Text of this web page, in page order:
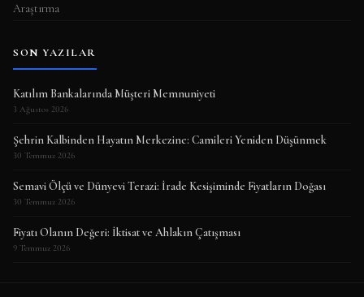
Araştırma
SON YAZILAR
Katılım Bankalarında Müşteri Memnuniyeti
3 Ağustos 2026
Şehrin Kalbinden Hayatın Merkezine: Camileri Yeniden Düşünmek
30 Temmuz 2026
Semavi Ölçü ve Dünyevi Terazi: İrade Kesişiminde Fiyatların Doğası
30 Temmuz 2026
Fiyatı Olanın Değeri: İktisat ve Ahlakın Çatışması
9 Temmuz 2026